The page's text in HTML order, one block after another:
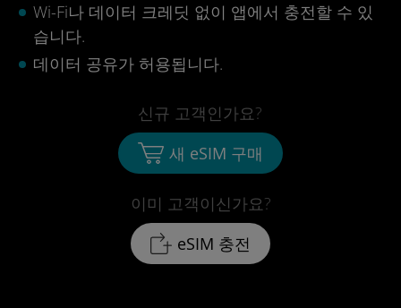
Wi-Fi나 데이터 크레딧 없이 앱에서 충전할 수 있
습니다.
데이터 공유가 허용됩니다.
이미 고객이신가요?
eSIM 충전
신규 고객인가요?
새 eSIM 구매